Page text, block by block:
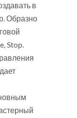
в
Образно
Stop.